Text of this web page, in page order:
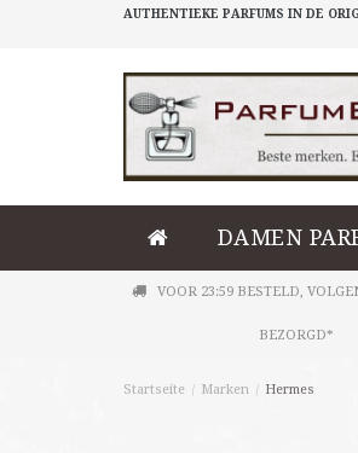
AUTHENTIEKE PARFUMS IN DE
DAMEN
VOOR 23:59 BESTELD,
BEZORGD*
Startseite / Marken / Hermes